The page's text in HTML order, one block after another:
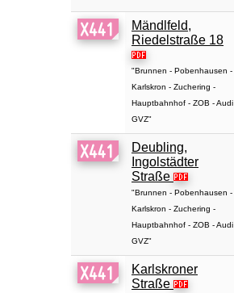
Mändlfeld,
Riedelstraße 18
"Brunnen - Pobenhausen -
Karlskron - Zuchering -
Hauptbahnhof - ZOB - Audi
GVZ"
Deubling,
Ingolstädter
Straße
"Brunnen - Pobenhausen -
Karlskron - Zuchering -
Hauptbahnhof - ZOB - Audi
GVZ"
Karlskroner
Straße